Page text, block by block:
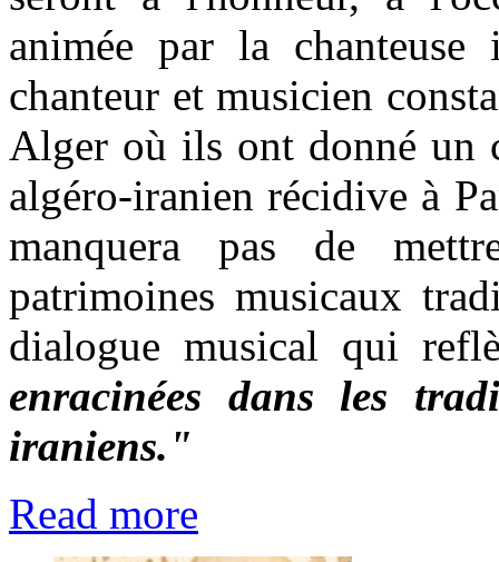
animée par la
chanteur et musicien
Alger où ils ont donné un
algéro-iranien récidive à
manquera pas de
patrimoines musicaux
dialogue musical qui
enracinées dans les
iraniens."
Read more